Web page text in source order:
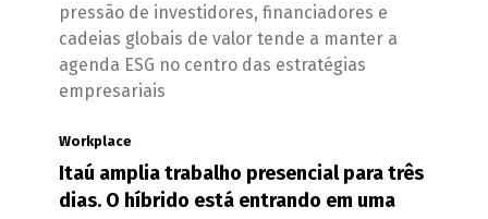
pressão de investidores, financiadores e
cadeias globais de valor tende a manter a
agenda ESG no centro das estratégias
empresariais
Workplace
Itaú amplia trabalho presencial para três
dias. O híbrido está entrando em uma